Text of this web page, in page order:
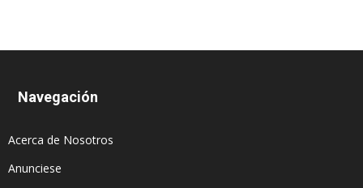
Navegación
Acerca de Nosotros
Anunciese